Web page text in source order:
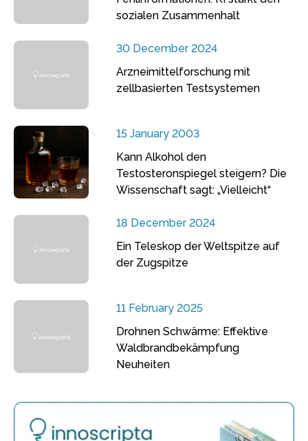
sozialen Zusammenhalt
30 December 2024
Arzneimittelforschung mit
zellbasierten Testsystemen
15 January 2003
Kann Alkohol den
Testosteronspiegel steigern? Die
Wissenschaft sagt: „Vielleicht“
18 December 2024
Ein Teleskop der Weltspitze auf
der Zugspitze
11 February 2025
Drohnen Schwärme: Effektive
Waldbrandbekämpfung
Neuheiten